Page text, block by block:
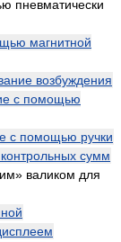
пневматически
магнитной
возбуждения
с помощью
с помощью ручки
сумм
валиком для